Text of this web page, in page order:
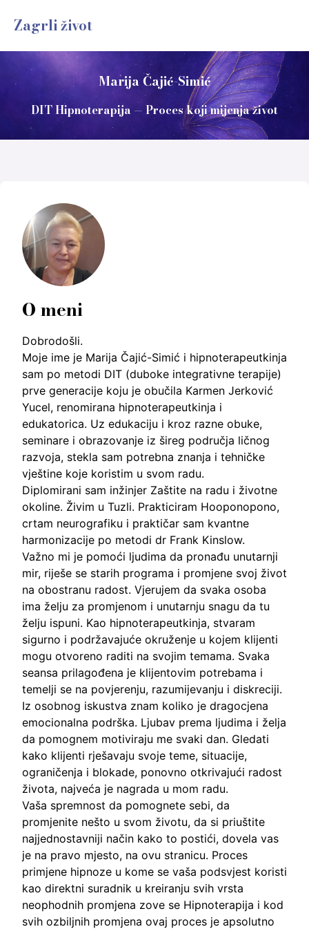
Zagrli život
Marija Čajić-Simić
DIT Hipnoterapija — Proces koji mijenja život
O meni
Dobrodošli.
Moje ime je Marija Čajić-Simić i hipnoterapeutkinja
sam po metodi DIT (duboke integrativne terapije)
prve generacije koju je obučila Karmen Jerković
Yucel, renomirana hipnoterapeutkinja i
edukatorica. Uz edukaciju i kroz razne obuke,
seminare i obrazovanje iz šireg područja ličnog
razvoja, stekla sam potrebna znanja i tehničke
vještine koje koristim u svom radu.
Diplomirani sam inžinjer Zaštite na radu i životne
okoline. Živim u Tuzli. Prakticiram Hooponopono,
crtam neurografiku i praktičar sam kvantne
harmonizacije po metodi dr Frank Kinslow.
Važno mi je pomoći ljudima da pronađu unutarnji
mir, riješe se starih programa i promjene svoj život
na obostranu radost. Vjerujem da svaka osoba
ima želju za promjenom i unutarnju snagu da tu
želju ispuni. Kao hipnoterapeutkinja, stvaram
sigurno i podržavajuće okruženje u kojem klijenti
mogu otvoreno raditi na svojim temama. Svaka
seansa prilagođena je klijentovim potrebama i
temelji se na povjerenju, razumijevanju i diskreciji.
Iz osobnog iskustva znam koliko je dragocjena
emocionalna podrška. Ljubav prema ljudima i želja
da pomognem motiviraju me svaki dan. Gledati
kako klijenti rješavaju svoje teme, situacije,
ograničenja i blokade, ponovno otkrivajući radost
života, najveća je nagrada u mom radu.
Vaša spremnost da pomognete sebi, da
promjenite nešto u svom životu, da si priuštite
najjednostavniji način kako to postići, dovela vas
je na pravo mjesto, na ovu stranicu. Proces
primjene hipnoze u kome se vaša podsvjest koristi
kao direktni suradnik u kreiranju svih vrsta
neophodnih promjena zove se Hipnoterapija i kod
svih ozbiljnih promjena ovaj proces je apsolutno